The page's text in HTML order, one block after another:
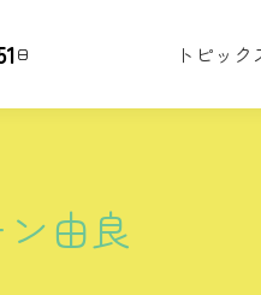
日 トピック
由良